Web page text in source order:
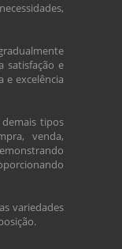
satisfação e
e excelência
tipos
venda,
variedades